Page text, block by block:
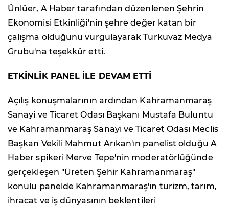
Ünlüer, A Haber tarafından düzenlenen Şehrin
Ekonomisi Etkinliği'nin şehre değer katan bir
çalışma olduğunu vurgulayarak Turkuvaz Medya
Grubu'na teşekkür etti.
ETKİNLİK PANEL İLE DEVAM ETTİ
Açılış konuşmalarının ardından Kahramanmaraş
Sanayi ve Ticaret Odası Başkanı Mustafa Buluntu
ve Kahramanmaraş Sanayi ve Ticaret Odası Meclis
Başkan Vekili Mahmut Arıkan'ın panelist olduğu A
Haber spikeri Merve Tepe'nin moderatörlüğünde
gerçekleşen "Üreten Şehir Kahramanmaraş"
konulu panelde Kahramanmaraş'ın turizm, tarım,
ihracat ve iş dünyasının beklentileri